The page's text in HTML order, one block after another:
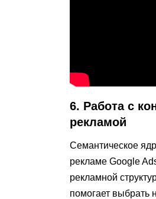
6. Работа с
рекламой
Семантическое
рекламе Google
рекламной
помогает выбрать